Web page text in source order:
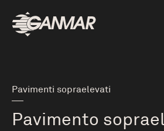
Pavimenti sopraelevati
Pavimento